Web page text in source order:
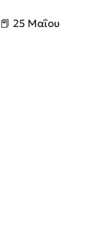
📕 25 Μαΐου